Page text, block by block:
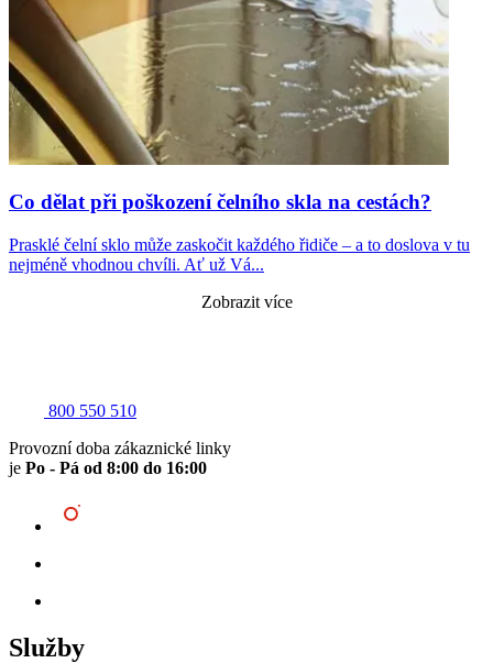
Co dělat při poškození čelního skla na cestách?
Prasklé čelní sklo může zaskočit každého řidiče – a to doslova v tu
nejméně vhodnou chvíli. Ať už Vá...
Zobrazit více
800 550 510
Provozní doba zákaznické linky
je Po - Pá od 8:00 do 16:00
Služby